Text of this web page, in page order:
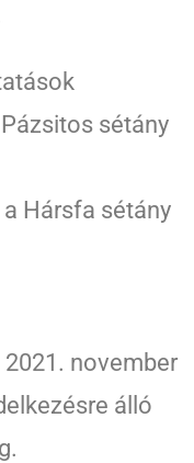
sétány
Hársfa sétány
2021. november
álló